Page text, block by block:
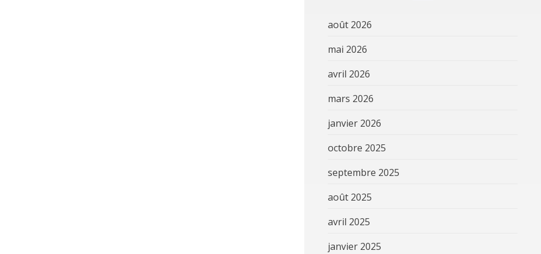
août 2026
mai 2026
avril 2026
mars 2026
janvier 2026
octobre 2025
septembre 2025
août 2025
avril 2025
janvier 2025